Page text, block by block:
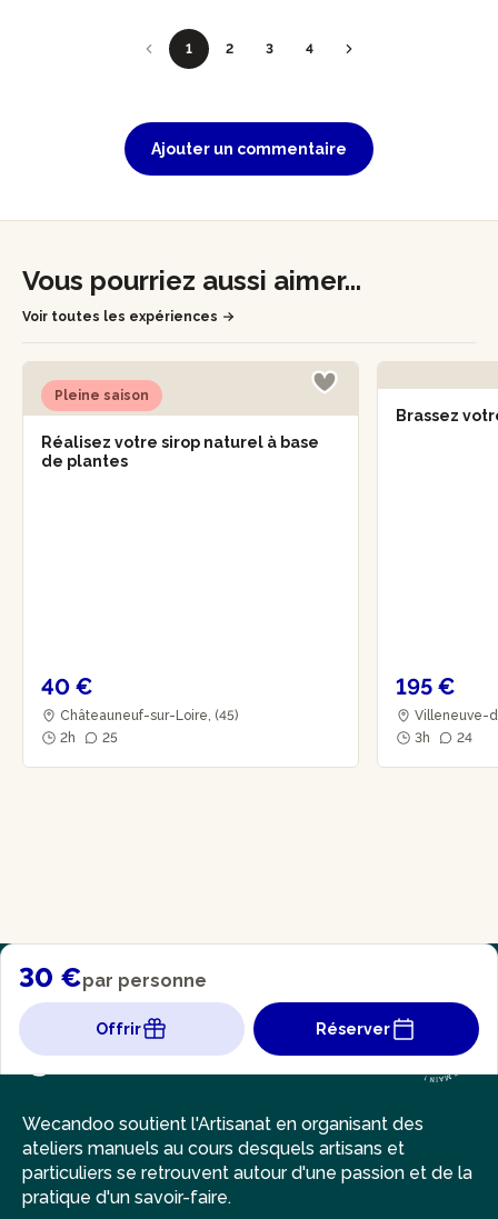
1 2 3 4
Ajouter un commentaire
Vous pourriez aussi aimer...
Voir toutes les expériences
Pleine saison
Réalisez votre sirop naturel à base
de plantes
40 €
Châteauneuf-sur-Loire, (45)
2h
25
Brassez
195 €
Villeneuve-
3h
24
30 €par personne
Offrir Réserver
Wecandoo soutient l'Artisanat en organisant des
ateliers manuels au cours desquels artisans et
particuliers se retrouvent autour d'une passion et de la
pratique d'un savoir-faire.